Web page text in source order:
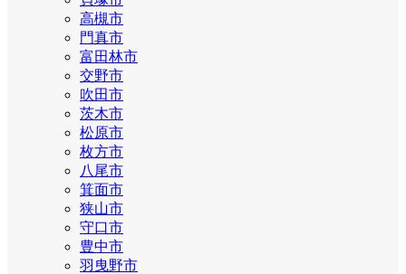
高槻市
門真市
富田林市
交野市
吹田市
茨木市
松原市
枚方市
八尾市
箕面市
狭山市
守口市
豊中市
羽曳野市